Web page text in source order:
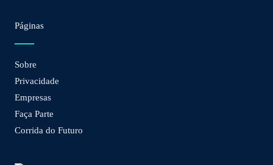
Páginas
Sobre
Privacidade
Empresas
Faça Parte
Corrida do Futuro